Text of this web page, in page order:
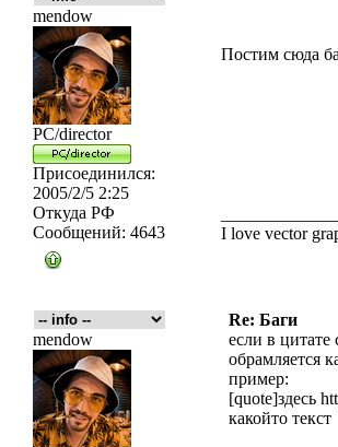
mendow
PC/director
Присоединился:
2005/2/5 2:25
Откуда РФ
Сообщений: 4643
Постим сюда
I love vector
Re: Баги
mendow
если в цитате
обрамляется
пример:
[quotе]здесь
какойто текст